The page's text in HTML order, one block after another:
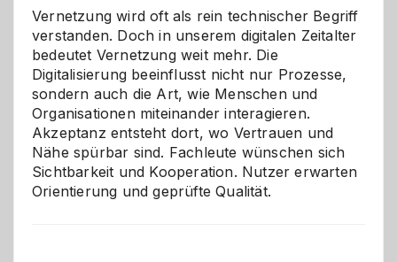
Vernetzung wird oft als rein technischer Begriff
verstanden. Doch in unserem digitalen Zeitalter
bedeutet Vernetzung weit mehr. Die
Digitalisierung beeinflusst nicht nur Prozesse,
sondern auch die Art, wie Menschen und
Organisationen miteinander interagieren.
Akzeptanz entsteht dort, wo Vertrauen und
Nähe spürbar sind. Fachleute wünschen sich
Sichtbarkeit und Kooperation. Nutzer erwarten
Orientierung und geprüfte Qualität.